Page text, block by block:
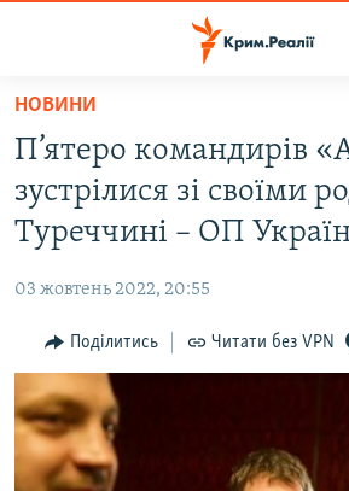
Перейти
основного
матеріалу
Перейти
до
основної
Перейти
до
пошуку
НОВИНИ
ВОДА.КРИМ
ВІДЕО ТА ФОТО
БЛОГИ
ПОГЛЯД
ІНТЕРВ'Ю
ВСЕ ЗА ДЕНЬ
СПЕЦПРОЕКТИ
НОВИНИ
П’ятеро командирів
зустрілися зі своїми
Туреччині – ОП
03 жовтень 2022, 20:55
Поділитись Читати без VPN